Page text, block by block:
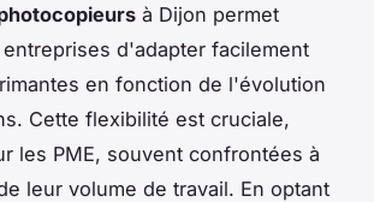
à Dijon permet
d'adapter facilement
en fonction de l'évolution
Cette flexibilité est cruciale,
les PME, souvent confrontées à
leur volume de travail. En optant